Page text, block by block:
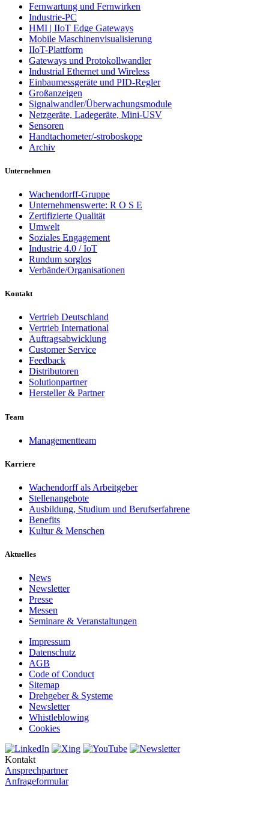
Fernwartung und Fernwirken
Industrie-PC
HMI | IIoT Edge Gateways
Mobile Maschinenvisualisierung
IIoT-Plattform
Gateways und Protokollwandler
Industrial Ethernet und Wireless
Einbaumessgeräte und PID-Regler
Großanzeigen
Signalwandler/Überwachungsmodule
Netzgeräte, Ladegeräte, Mini-USV
Sensoren
Handtachometer/-stroboskope
Archiv
Unternehmen
Wachendorff-Gruppe
Unternehmenswerte: R O S E
Zertifizierte Qualität
Umwelt
Soziales Engagement
Industrie 4.0 / IoT
Rundum sorglos
Verbände/Organisationen
Kontakt
Vertrieb Deutschland
Vertrieb International
Auftragsabwicklung
Customer Service
Feedback
Distributoren
Solutionpartner
Hersteller & Partner
Team
Managementteam
Karriere
Wachendorff als Arbeitgeber
Stellenangebote
Ausbildung, Studium und Berufserfahrene
Benefits
Kultur & Menschen
Aktuelles
News
Newsletter
Presse
Messen
Seminare & Veranstaltungen
Impressum
Datenschutz
AGB
Code of Conduct
Sitemap
Drehgeber & Systeme
Newsletter
Whistleblowing
Cookies
Kontakt
Ansprechpartner
Anfrageformular